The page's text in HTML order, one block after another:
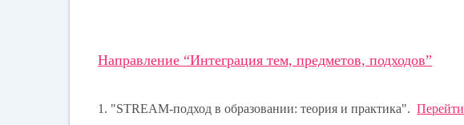
Направление “Интеграция тем, предметов, подходов”
1. "STREAM-подход в образовании: теория и практика".Перейти